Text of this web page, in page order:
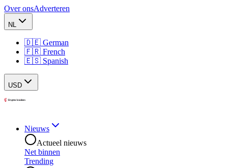
Over onsAdverteren
NL
🇩🇪 German
🇫🇷 French
🇪🇸 Spanish
USD
Nieuws
Actueel nieuws
Net binnen
Trending